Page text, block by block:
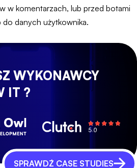
w komentarzach, lub przed botami
danych użytkownika.
WYKONAWCY
IT ?
SPRAWDŹ CASE STUDIES